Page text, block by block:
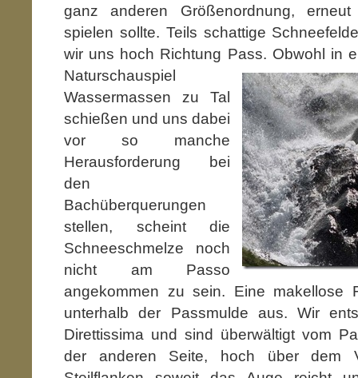
ganz anderen Größenordnung,
spielen sollte. Teils schattige
wir uns hoch Richtung Pass. Obwohl in
Naturschauspiel
Wassermassen zu Tal
schießen und uns dabei
vor so manche
Herausforderung bei
den
Bachüberquerungen
stellen, scheint die
Schneeschmelze noch
nicht am Passo
angekommen zu sein. Eine makellose
unterhalb der Passmulde aus. Wir
Direttissima und sind überwältigt vom
der anderen Seite, hoch über dem